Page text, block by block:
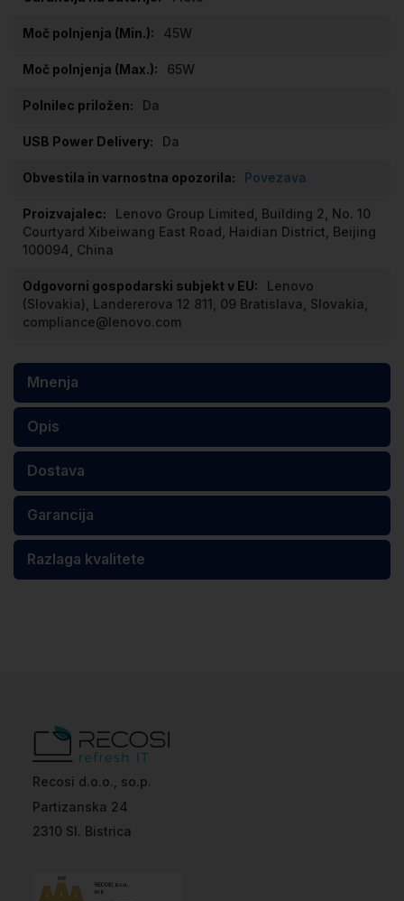
45W
65W
Da
Da
Povezava
Lenovo Group Limited, Building 2, No. 10
Courtyard Xibeiwang East Road, Haidian District, Beijing
100094, China
Lenovo
(Slovakia), Landererova 12 811, 09 Bratislava, Slovakia,
compliance@lenovo.com
Mnenja
Opis
Dostava
Garancija
Razlaga kvalitete
Recosi d.o.o., so.p.
Partizanska 24
2310 Sl. Bistrica